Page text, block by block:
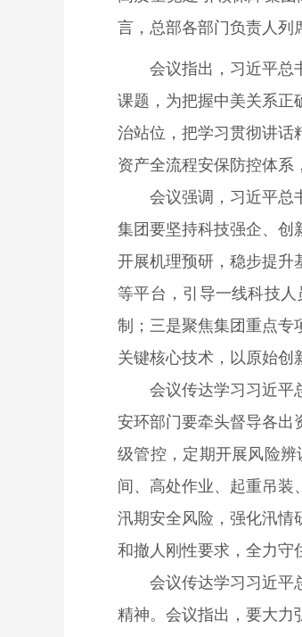
言，总部各部门负责人列
会议指出，习近平总
课题，为把握中美关系正
治站位，把学习贯彻讲话
资产全流程安保防控体系
会议强调，习近平总
集团要坚持科技强企、创
开展机理预研，稳步提升
等平台，引导一线科技
制；三是聚焦集团重点专
关键核心技术，以原始创
会议传达学习习近平
安环部门要牵头督导各出
级管控，定期开展风险
间、高处作业、起重吊装
汛期安全风险，强化汛情
和撤人刚性要求，全力守
会议传达学习习近平
精神。会议指出，要大力